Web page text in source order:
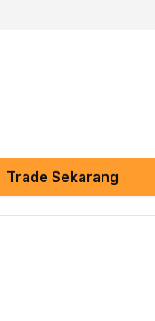
Trade Sekarang